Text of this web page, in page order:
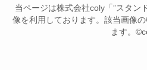
当ページは株式会社coly「”スタン
像を利用しております。該当画像
ます。